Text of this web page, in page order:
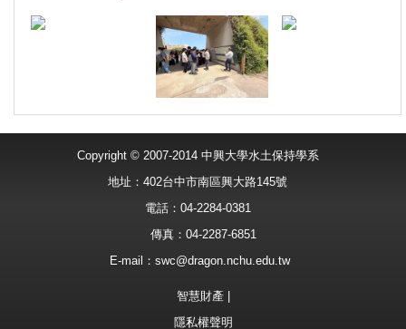
Copyright © 2007-2014 中興大學水土保持學系
地址：402台中市南區興大路145號
電話：04-2284-0381
傳真：04-2287-6851
E-mail： swc@dragon.nchu.edu.tw
智慧財產
隱私權聲明